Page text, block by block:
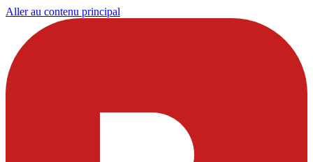
Aller au contenu principal